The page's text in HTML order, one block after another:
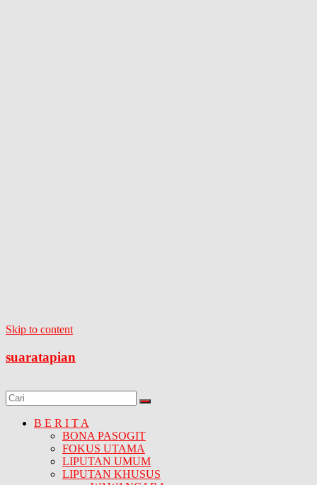
Skip to content
suaratapian
B E R I T A
BONA PASOGIT
FOKUS UTAMA
LIPUTAN UMUM
LIPUTAN KHUSUS